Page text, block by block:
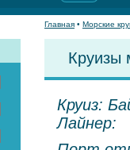
Главная • Морские
Круизы
Круиз:
Лайнер: